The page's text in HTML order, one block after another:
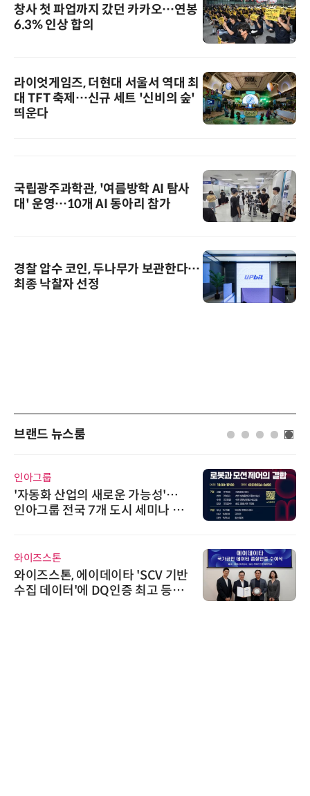
창사 첫 파업까지 갔던 카카오…연봉
6.3% 인상 합의
라이엇게임즈, 더현대 서울서 역대 최
대 TFT 축제…신규 세트 '신비의 숲'
띄운다
국립광주과학관, '여름방학 AI 탐사
대' 운영…10개 AI 동아리 참가
경찰 압수 코인, 두나무가 보관한다…
최종 낙찰자 선정
브랜드 뉴스룸
인아그룹
'자동화 산업의 새로운 가능성'…
인아그룹 전국 7개 도시 세미나 페
와이즈스톤
와이즈스톤, 에이데이타 'SCV 기반
수집 데이터'에 DQ인증 최고 등급